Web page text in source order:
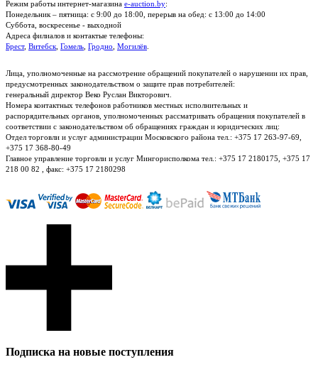
Режим работы интернет-магазина e-auction.by:
Понедельник – пятница: с 9:00 до 18:00, перерыв на обед: с 13:00 до 14:00
Суббота, воскресенье - выходной
Адреса филиалов и контактые телефоны:
Брест, Витебск Гомель Гродно Могилёв
Лица, уполномоченные на рассмотрение обращений покупателей о нарушении их прав,
предусмотренных законодательством о защите прав потребителей:
генеральный директор Веко Руслан Викторович.
Номера контактных телефонов работников местных исполнительных и
распорядительных органов, уполномоченных рассматривать обращения покупателей в
соответствии с законодательством об обращениях граждан и юридических лиц:
Отдел торговли и услуг администрации Московского района тел.: +375 17 263-97-69,
+375 17 368-80-49
Главное управление торговли и услуг Мингорисполкома тел.: +375 17 2180175, +375 17
218 00 82 , факс: +375 17 2180298
Подписка на новые поступления